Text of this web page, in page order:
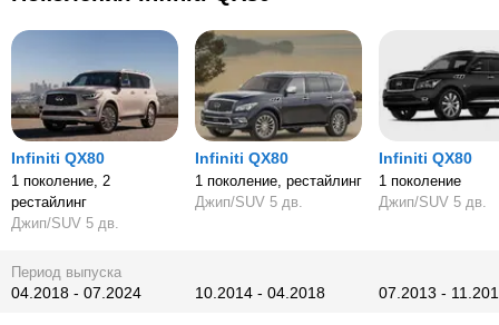
Infiniti QX80
1 поколение, 2
рестайлинг
Джип/SUV 5 дв.
Infiniti QX80
1 поколение, рестайлинг
Джип/SUV 5 дв.
Infiniti QX80
1 поколение
Джип/SUV 5 дв.
Период выпуска
04.2018 - 07.2024 10.2014 - 04.2018 07.2013 -